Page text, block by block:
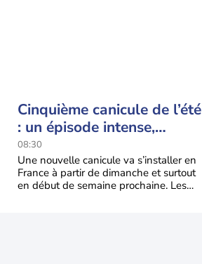
Cinquième canicule de l’été
: un épisode intense,
durable et étendu la
semaine prochaine
08:30
Une nouvelle canicule va s’installer en
France à partir de dimanche et surtout
en début de semaine prochaine. Les